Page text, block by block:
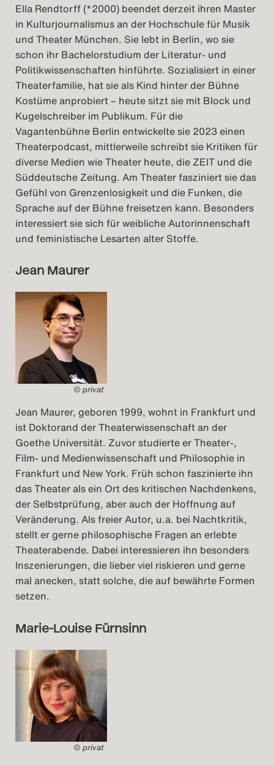
Ella Rendtorff (*2000) beendet derzeit ihren Master
in Kulturjournalismus an der Hochschule für Musik
und Theater München. Sie lebt in Berlin, wo sie
schon ihr Bachelorstudium der Literatur- und
Politikwissenschaften hinführte. Sozialisiert in einer
Theaterfamilie, hat sie als Kind hinter der Bühne
Kostüme anprobiert – heute sitzt sie mit Block und
Kugelschreiber im Publikum. Für die
Vagantenbühne Berlin entwickelte sie 2023 einen
Theaterpodcast, mittlerweile schreibt sie Kritiken für
diverse Medien wie Theater heute, die ZEIT und die
Süddeutsche Zeitung. Am Theater fasziniert sie das
Gefühl von Grenzenlosigkeit und die Funken, die
Sprache auf der Bühne freisetzen kann. Besonders
interessiert sie sich für weibliche Autorinnenschaft
und feministische Lesarten alter Stoffe.
Jean Maurer
© privat
Jean Maurer, geboren 1999, wohnt in Frankfurt und
ist Doktorand der Theaterwissenschaft an der
Goethe Universität. Zuvor studierte er Theater-,
Film- und Medienwissenschaft und Philosophie in
Frankfurt und New York. Früh schon faszinierte ihn
das Theater als ein Ort des kritischen Nachdenkens,
der Selbstprüfung, aber auch der Hoffnung auf
Veränderung. Als freier Autor, u.a. bei Nachtkritik,
stellt er gerne philosophische Fragen an erlebte
Theaterabende. Dabei interessieren ihn besonders
Inszenierungen, die lieber viel riskieren und gerne
mal anecken, statt solche, die auf bewährte Formen
setzen.
Marie-Louise Fürnsinn
© privat